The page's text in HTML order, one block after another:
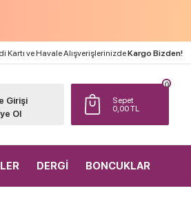
Kartı ve Havale AlışverişlerinizdeKargo Bizden!
Sepet
0,00TL
0
Girişi
Ol
DERGİ BONCUKLAR